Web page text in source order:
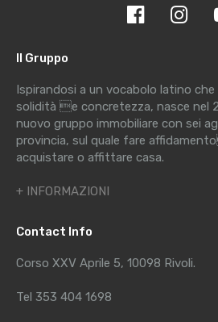
Il Gruppo
Ispirandosi a un vocabolo latino che
solidità e concretezza, nasce nel
nuovo gruppo immobiliare con sei
provincia, sul quale fare
acquistare o affittare casa.
+ INFORMAZIONI
Contact Info
Corso XXV Aprile 5, 10098 Rivoli.
Tel 353 404 1698